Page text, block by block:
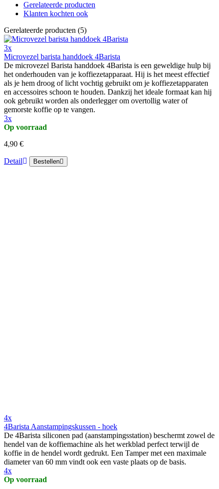
Gerelateerde producten
Klanten kochten ook
Gerelateerde producten (5)
3x
Microvezel barista handdoek 4Barista
De microvezel Barista handdoek 4Barista is een geweldige hulp bij
het onderhouden van je koffiezetapparaat. Hij is het meest effectief
als je hem droog of licht vochtig gebruikt om je koffiezetapparaten
en accessoires schoon te houden. Dankzij het ideale formaat kan hij
ook gebruikt worden als onderlegger om overtollig water of
gemorste koffie op te vangen.
3x
Op voorraad
4,90 €
Detail Bestellen
4x
4Barista Aanstampingskussen - hoek
De 4Barista siliconen pad (aanstampingsstation) beschermt zowel de
hendel van de koffiemachine als het werkblad perfect terwijl de
koffie in de hendel wordt gedrukt. Een Tamper met een maximale
diameter van 60 mm vindt ook een vaste plaats op de basis.
4x
Op voorraad